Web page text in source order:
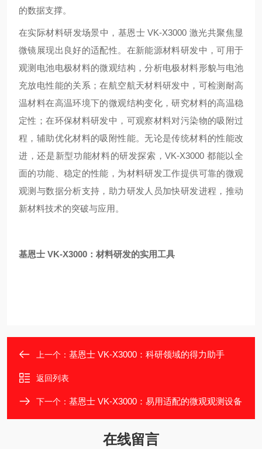
的数据支撑。
在实际材料研发场景中，基恩士 VK-X3000 激光共聚焦显
微镜展现出良好的适配性。在新能源材料研发中，可用于
观测电池电极材料的微观结构，分析电极材料形貌与电池
充放电性能的关系；在航空航天材料研发中，可检测耐高
温材料在高温环境下的微观结构变化，研究材料的高温稳
定性；在环保材料研发中，可观察材料对污染物的吸附过
程，辅助优化材料的吸附性能。无论是传统材料的性能改
进，还是新型功能材料的研发探索，VK-X3000 都能以全
面的功能、稳定的性能，为材料研发工作提供可靠的微观
观测与数据分析支持，助力研发人员加快研发进程，推动
新材料技术的突破与应用。
基恩士 VK-X3000：材料研发的实用工具
上一个： 基恩士 VK-X3000：科研领域的得力助手
返回列表
下一个： 基恩士 VK-X3000：易用适配的微观观测设备
在线留言